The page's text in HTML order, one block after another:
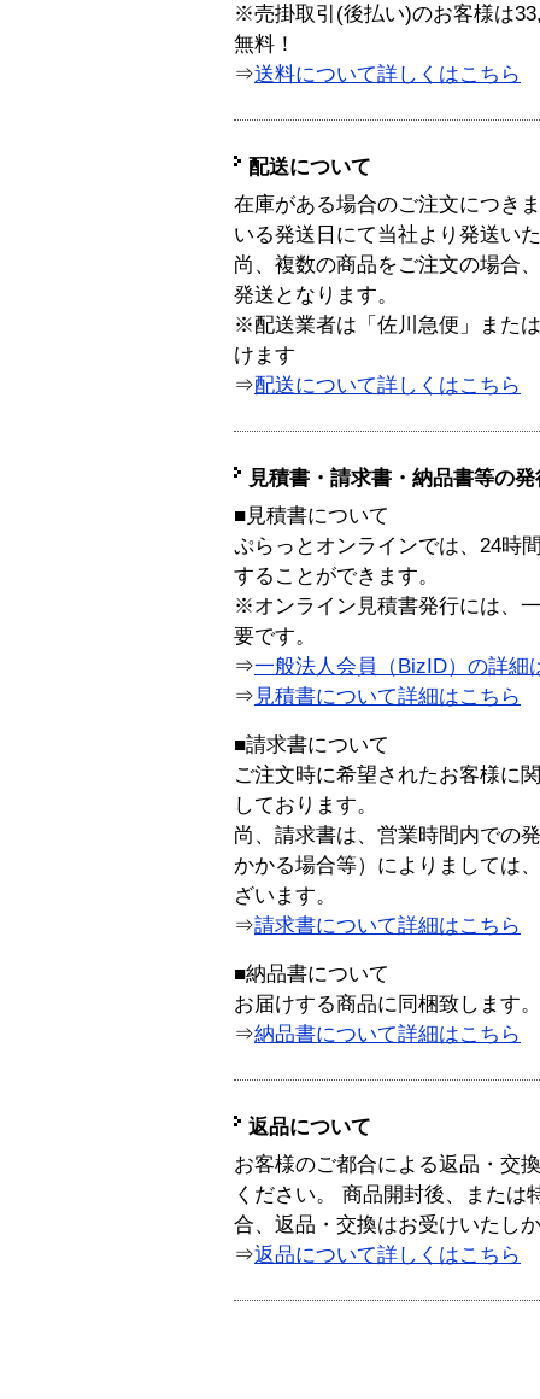
※売掛取引(後払い)のお客様は
無料！
⇒送料について詳しくはこちら
配送について
在庫がある場合のご注文につき
いる発送日にて当社より発送い
尚、複数の商品をご注文の場合
発送となります。
※配送業者は「佐川急便」また
けます
⇒配送について詳しくはこちら
見積書・請求書・納品書等の
■見積書について
ぷらっとオンラインでは、24時
することができます。
※オンライン見積書発行には、
要です。
⇒一般法人会員（BizID）の詳細
⇒ 見積書について詳細はこちら
■請求書について
ご注文時に希望されたお客様に
しております。
尚、請求書は、営業時間内での
かかる場合等）によりましては
ざいます。
⇒請求書について詳細はこちら
■納品書について
お届けする商品に同梱致します。
⇒納品書について詳細はこちら
返品について
お客様のご都合による返品・交
ください。 商品開封後、または
合、返品・交換はお受けいたし
⇒返品について詳しくはこちら